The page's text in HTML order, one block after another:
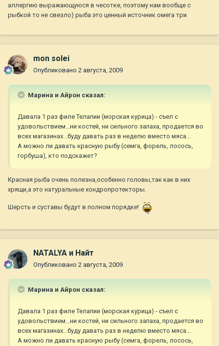
аллергию выражающуюся в чесотке, поэтому нам вообще с
рыбкой то не свезло) рыба это ценный источник омега три
mon solei
Опубликовано 2 августа, 2009
Марина и Айрон сказал:
Давала 1 раз филе Телапии (морская курица) - съел с
удовольствием...ни костей, ни сильного запаха, продается во
всех магазинах...буду давать раз в неделю вместо мяса...
А можно ли давать красную рыбу (семга, форель, лосось,
горбуша), кто подскажет?
Красная рыба очень полезна,особенно головы,так как в них
хрящи,а это натуральные хондропротекторы.
Шерсть и суставы будут в полном порядке!
NATALYA и Найт
Опубликовано 2 августа, 2009
Марина и Айрон сказал:
Давала 1 раз филе Телапии (морская курица) - съел с
удовольствием...ни костей, ни сильного запаха, продается во
всех магазинах...буду давать раз в неделю вместо мяса...
А можно ли давать красную рыбу (семга, форель, лосось,